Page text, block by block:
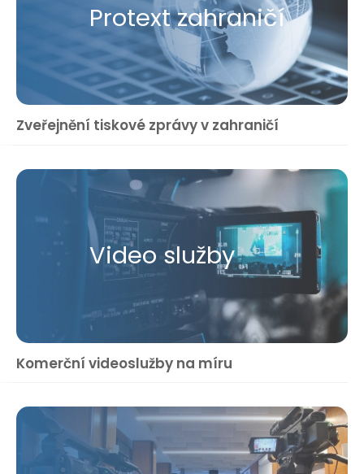
Protext zahraničí
Zveřejnění tiskové zprávy v zahraničí
Video služby
Komerční videoslužby na míru